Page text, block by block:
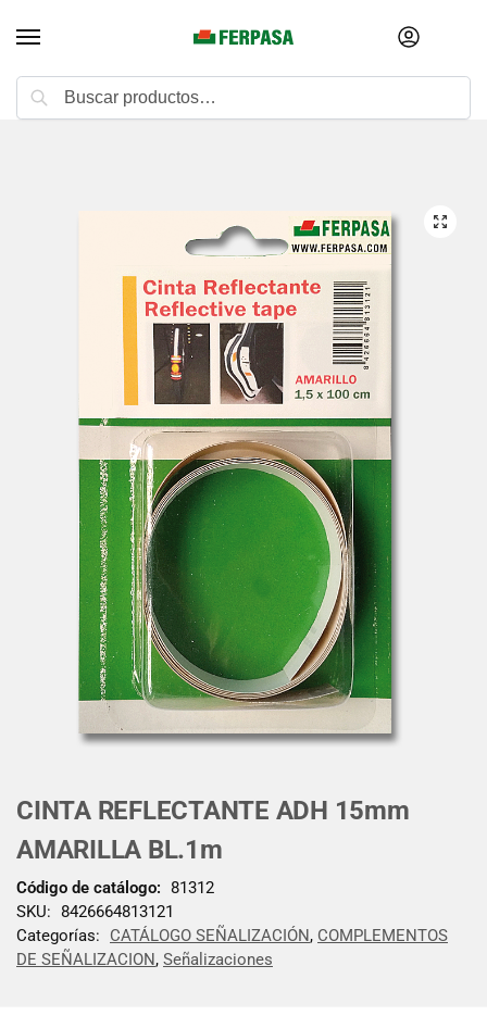
CINTA REFLECTANTE ADH 15mm
AMARILLA BL.1m
Código de catálogo: 81312
SKU: 8426664813121
Categorías:
CATÁLOGO SEÑALIZACIÓN, COMPLEMENTOS
DE SEÑALIZACION, Señalizaciones